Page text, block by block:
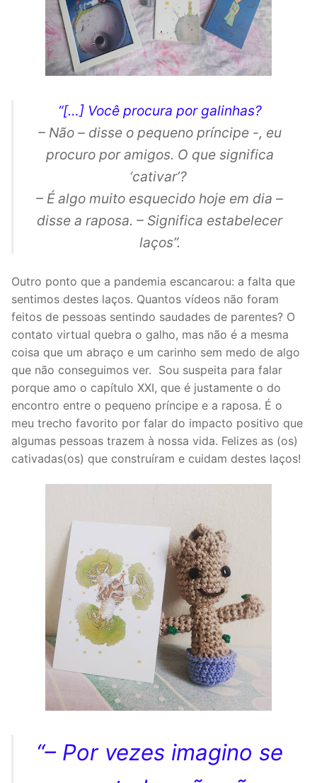
“[…] Você procura por galinhas?
– Não – disse o pequeno príncipe -, eu
procuro por amigos. O que significa
‘cativar’?
– É algo muito esquecido hoje em dia –
disse a raposa. – Significa estabelecer
laços”.
Outro ponto que a pandemia escancarou: a falta que
sentimos destes laços. Quantos vídeos não foram
feitos de pessoas sentindo saudades de parentes? O
contato virtual quebra o galho, mas não é a mesma
coisa que um abraço e um carinho sem medo de algo
que não conseguimos ver. Sou suspeita para falar
porque amo o capítulo XXI, que é justamente o do
encontro entre o pequeno príncipe e a raposa. É o
meu trecho favorito por falar do impacto positivo que
algumas pessoas trazem à nossa vida. Felizes as (os)
cativadas(os) que construíram e cuidam destes laços!
“– Por vezes imagino se